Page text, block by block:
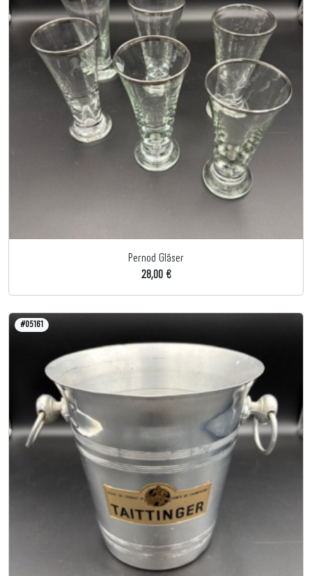
Pernod Gläser
28,00 €
#05161